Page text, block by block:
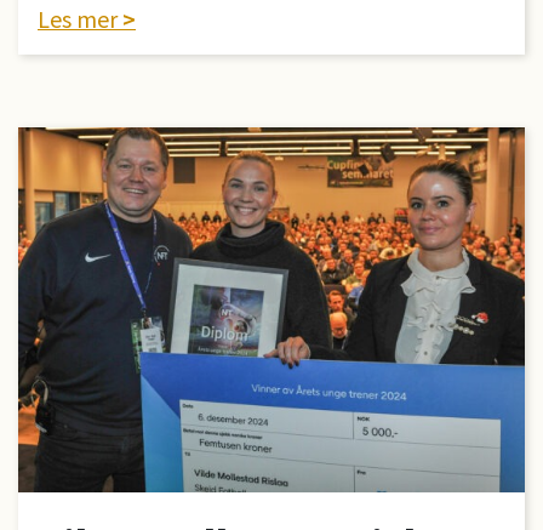
Les mer